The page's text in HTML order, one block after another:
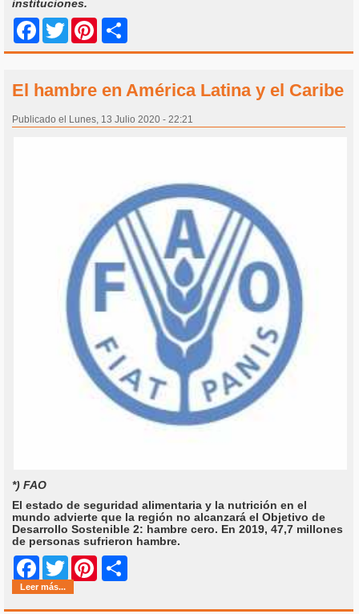
instituciones.
Facebook
Twitter Pinterest
El hambre en América Latina y el Caribe
Publicado el Lunes, 13 Julio 2020 - 22:21
*) FAO
El estado de seguridad alimentaria y la nutrición en el
mundo advierte que la región no alcanzará el Objetivo de
Desarrollo Sostenible 2: hambre cero. En 2019, 47,7 millones
de personas sufrieron hambre.
Facebook
Twitter Pinterest
Leer más...